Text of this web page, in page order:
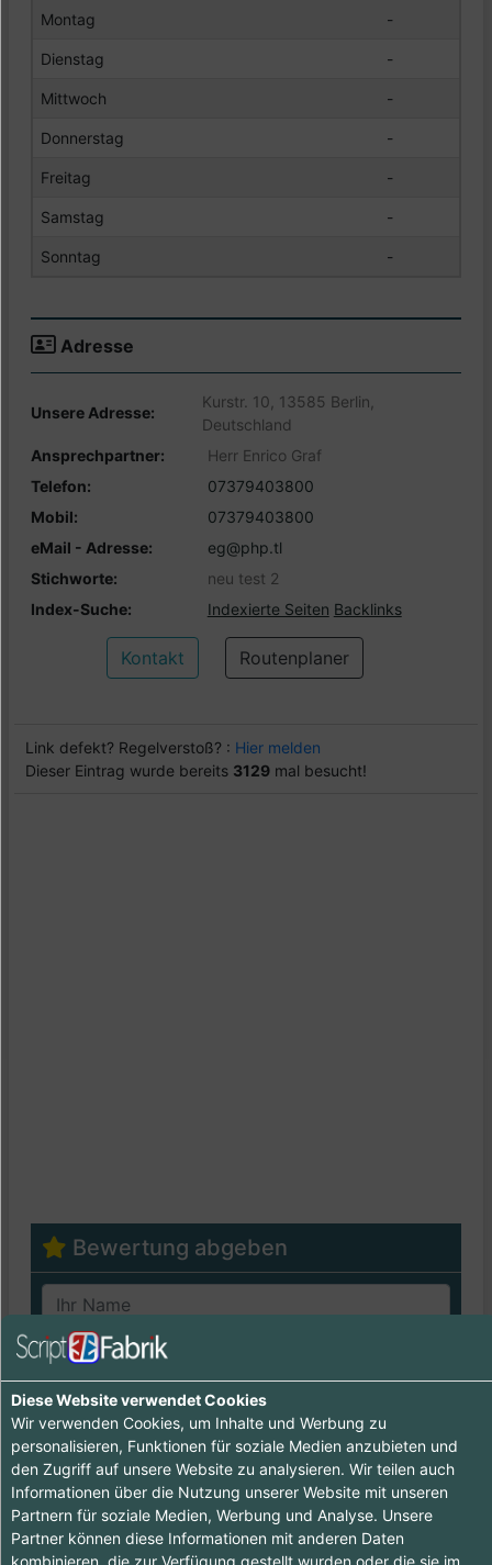
Montag -
Dienstag -
Mittwoch -
Donnerstag -
Freitag -
Samstag -
Sonntag -
Adresse
Unsere Adresse:
Kurstr. 10, 13585 Berlin,
Deutschland
Ansprechpartner:
Herr Enrico Graf
Telefon:
07379403800
Mobil:
07379403800
eMail - Adresse:
eg@php.tl
Stichworte:
neu test 2
Index-Suche:
Indexierte Seiten Backlinks
Kontakt Routenplaner
Link defekt? Regelverstoß? : Hier melden
Dieser Eintrag wurde bereits 3129 mal besucht!
Bewertung abgeben
Freundlichkeit
Service
Preis / Leistung
Diese Website verwendet Cookies
Wir verwenden Cookies, um Inhalte und Werbung zu
personalisieren, Funktionen für soziale Medien anzubieten und
den Zugriff auf unsere Website zu analysieren. Wir teilen auch
Informationen über die Nutzung unserer Website mit unseren
Partnern für soziale Medien, Werbung und Analyse. Unsere
Partner können diese Informationen mit anderen Daten
kombinieren, die zur Verfügung gestellt wurden oder die sie im